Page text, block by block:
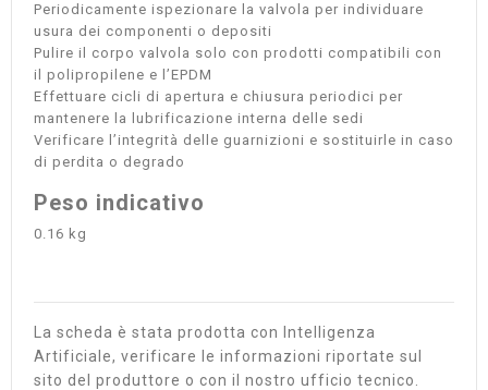
Periodicamente ispezionare la valvola per individuare
usura dei componenti o depositi
Pulire il corpo valvola solo con prodotti compatibili con
il polipropilene e l’EPDM
Effettuare cicli di apertura e chiusura periodici per
mantenere la lubrificazione interna delle sedi
Verificare l’integrità delle guarnizioni e sostituirle in caso
di perdita o degrado
Peso indicativo
0.16 kg
La scheda è stata prodotta con Intelligenza
Artificiale, verificare le informazioni riportate sul
sito del produttore o con il nostro ufficio tecnico.